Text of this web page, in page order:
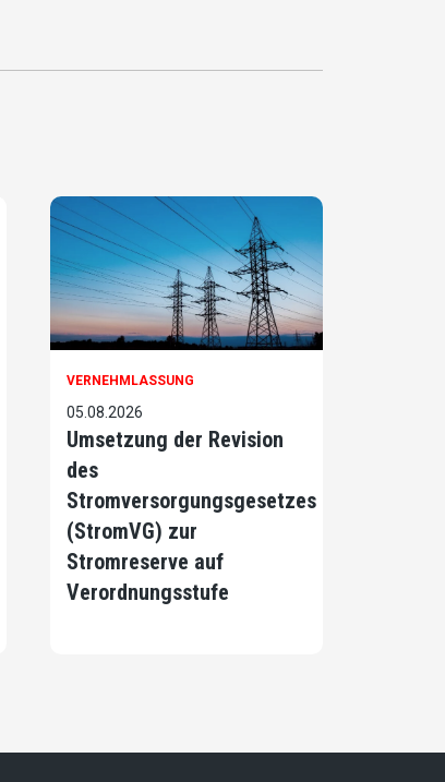
VERNEHMLASSUNG
05.08.2026
Umsetzung der Revision
des
Stromversorgungsgesetzes
(StromVG) zur
Stromreserve auf
Verordnungsstufe